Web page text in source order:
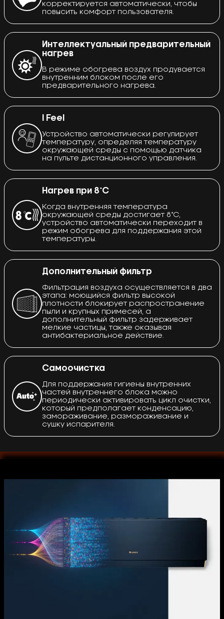
корректируется автоматически, чтобы
повысить комфорт пользователя.
Интеллектуальный предварительный
нагрев
В режиме обогрева воздух продувается
внутренним блоком после его
предварительного нагрева.
I Feel
Устройство автоматически регулирует
температуру, определяя температуру
окружающей среды с помощью датчика
на пульте дистанционного управления.
Нагрев при 8°C
Когда внутренняя температура
окружающей среды достигает 8°C,
устройство автоматически переходит в
режим обогрева для поддержания этой
температуры.
Дополнительный фильтр
Фильтрация воздуха осуществляется в два
этапа: моющийся фильтр высокой
плотности блокирует распространение
пыли и крупных примесей, а
дополнительный фильтр задерживает
мелкие частицы, также оказывая
антибактериальное действие.
Самоочистка
Для поддержания гигиены внутренних
частей внутреннего блока можно
периодически активировать цикл очистки,
который предполагает конденсацию,
замораживание, размораживание и
сушку испарителя.